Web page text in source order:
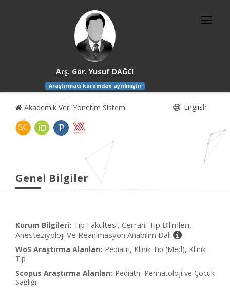
Arş. Gör. Yusuf DAĞCI
Araştırmacı kurumdan ayrılmıştır
Akademik Veri Yönetim Sistemi English
Genel Bilgiler
Kurum Bilgileri: Tıp Fakültesi, Cerrahi Tıp Bilimleri,
Anesteziyoloji Ve Reanimasyon Anabilim Dalı
WoS Araştırma Alanları: Pediatri, Klinik Tıp (Med), Klinik
Tıp
Scopus Araştırma Alanları: Pediatri, Perinatoloji ve Çocuk
Sağlığı